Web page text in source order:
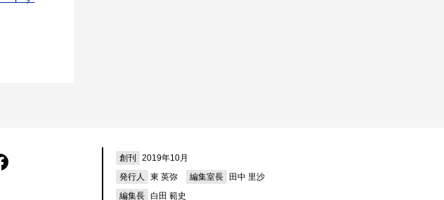
創刊
2019年10月
発行人
東 英弥 編集室長
田中 里沙
編集長 白田 範史